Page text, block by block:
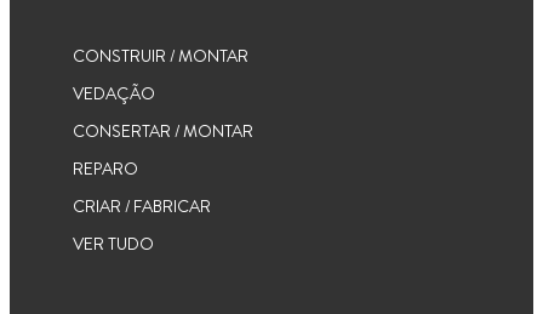
CONSTRUIR / MONTAR
VEDAÇÃO
CONSERTAR / MONTAR
REPARO
CRIAR / FABRICAR
VER TUDO